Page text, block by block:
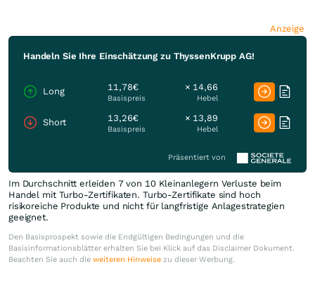
Anzeige
Handeln Sie Ihre Einschätzung zu ThyssenKrupp AG!
Long 11,78€
Basispreis
× 14,66
Hebel
Short 13,26€
Basispreis
× 13,89
Hebel
Präsentiert von
Im Durchschnitt erleiden 7 von 10 Kleinanlegern Verluste beim
Handel mit Turbo-Zertifikaten. Turbo-Zertifikate sind hoch
risikoreiche Produkte und nicht für langfristige Anlagestrategien
geeignet.
Den Basisprospekt sowie die Endgültigen Bedingungen und die
Basisinformationsblätter erhalten Sie bei Klick auf das Disclaimer Dokument.
Beachten Sie auch die weiteren Hinweise zu dieser Werbung.